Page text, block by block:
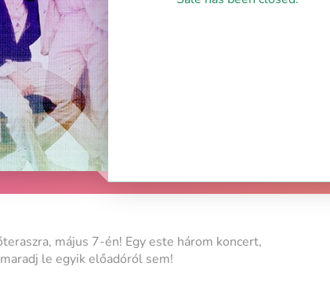
május 7-én! Egy este három koncert,
le egyik előadóról sem!